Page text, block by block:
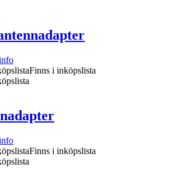
Finns i inköpslista
Finns i inköpslista